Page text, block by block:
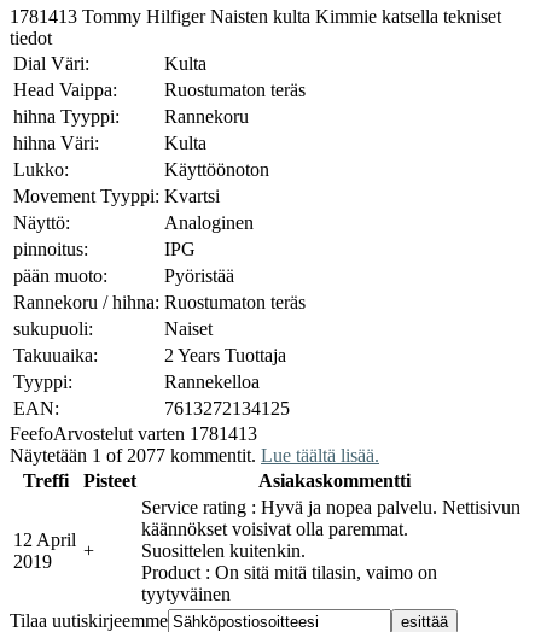
1781413 Tommy Hilfiger Naisten kulta Kimmie katsella tekniset
tiedot
Dial Väri:
Kulta
Head Vaippa:
Ruostumaton teräs
hihna Tyyppi:
Rannekoru
hihna Väri:
Kulta
Lukko:
Käyttöönoton
Movement Tyyppi: Kvartsi
Näyttö:
Analoginen
pinnoitus:
IPG
pään muoto:
Pyöristää
Rannekoru / hihna: Ruostumaton teräs
sukupuoli:
Naiset
Takuuaika:
2 Years Tuottaja
Tyyppi:
Rannekelloa
EAN:
7613272134125
FeefoArvostelut varten 1781413
Näytetään 1 of 2077 kommentit. Lue täältä lisää.
Treffi
Pisteet Asiakaskommentti
12 April
2019
+
Service rating : Hyvä ja nopea palvelu. Nettisivun
käännökset voisivat olla paremmat.
Suosittelen kuitenkin.
Product : On sitä mitä tilasin, vaimo on
tyytyväinen
Tilaa uutiskirjeemme